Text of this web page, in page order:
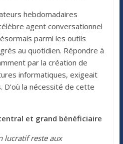
hebdomadaires
agent conversationnel
parmi les outils
au quotidien. Répondre à
par la création de
informatiques, exigeait
la nécessité de cette
et grand bénéficiaire
lucratif reste aux